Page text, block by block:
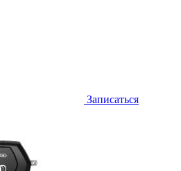
Записаться